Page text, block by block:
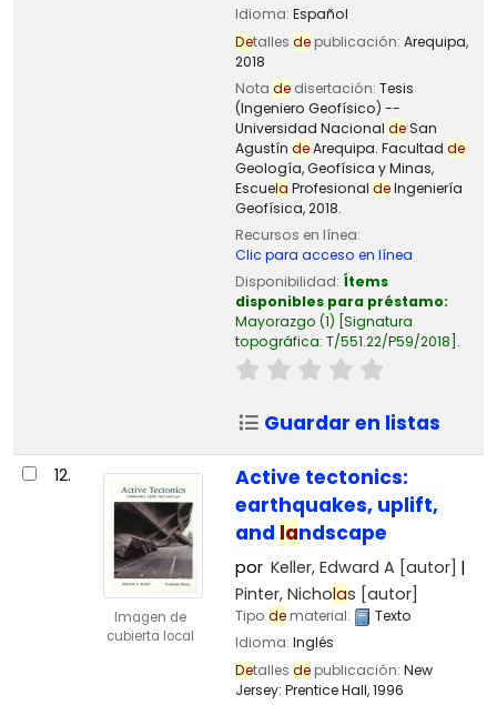
Idioma: Español
Detalles depublicación: Arequipa,
2018
Nota dedisertación: Tesis
(Ingeniero Geofísico) --
Universidad Nacional deSan
Agustín deArequipa. Facultad de
Geología, Geofísica y Minas,
Escuela Profesional deIngeniería
Geofísica, 2018.
Recursos en línea:
Clic para acceso en línea
Disponibilidad: Ítems
disponibles para préstamo:
Mayorazgo (1) Signatura
topográfica: T/551.22/P59/2018 .
Guardar en listas
12.
Imagen de
cubierta local
Active tectonics:
earthquakes, uplift,
and landscape
por Keller, Edward A [autor]
Pinter, Nicholas [autor]
Tipo dematerial:
Texto
Idioma: Inglés
Detalles depublicación: New
Jersey: Prentice Hall,1996